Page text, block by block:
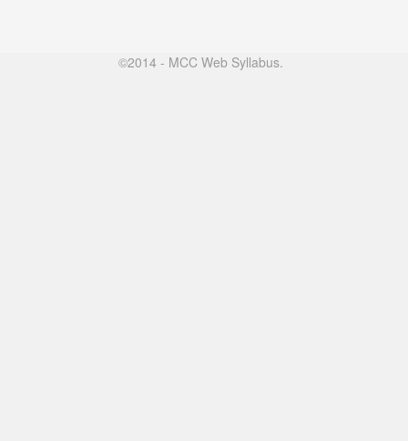
©2014 - MCC Web Syllabus.